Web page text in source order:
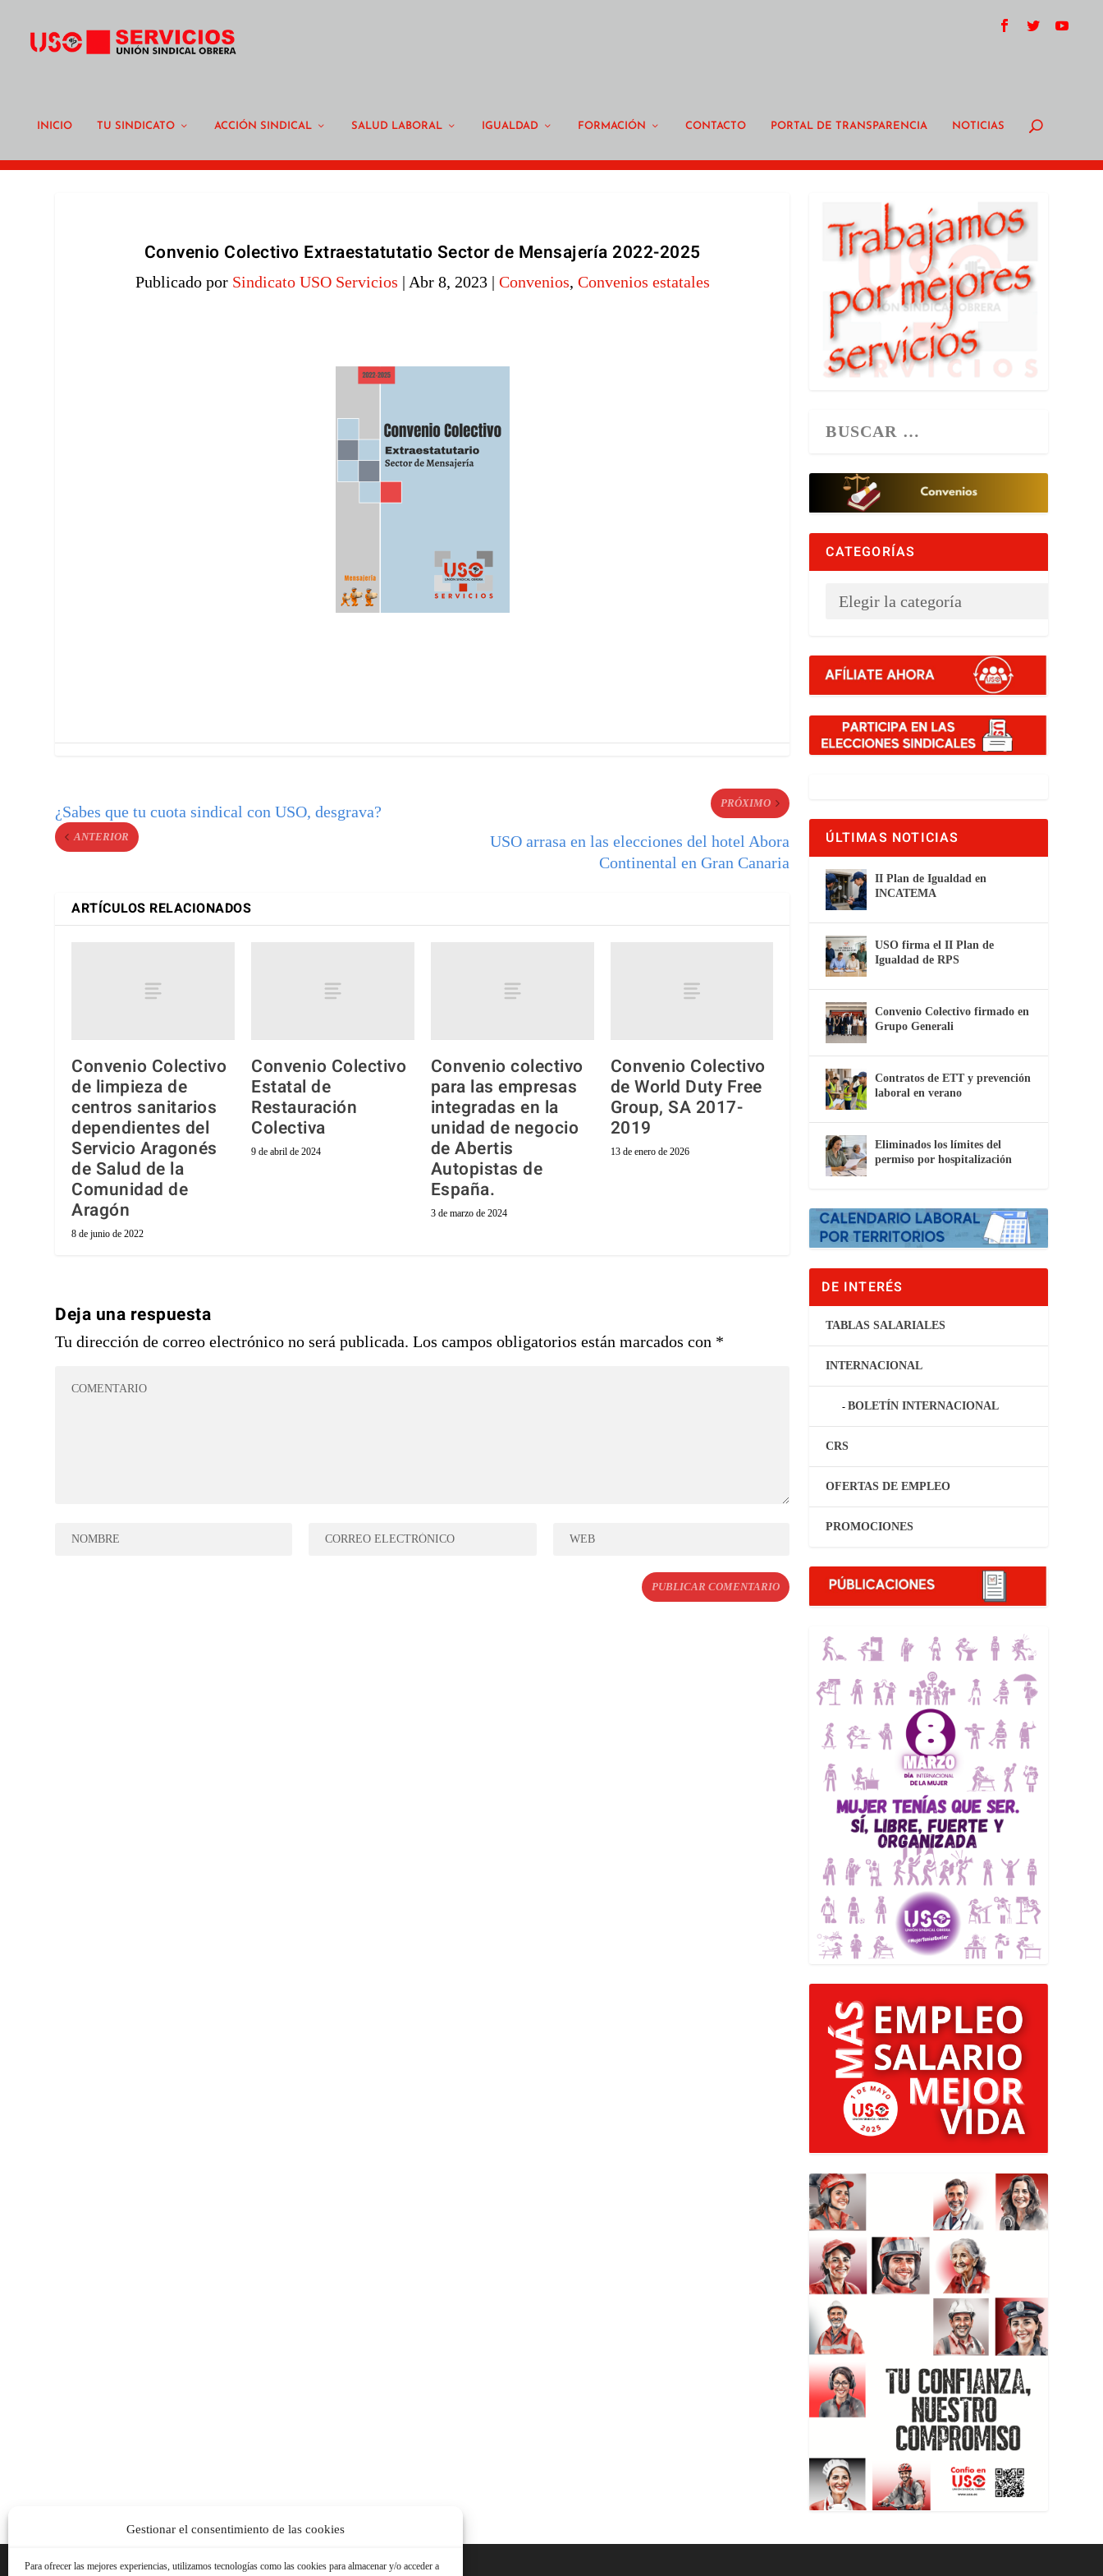
Gestionar el consentimiento de las cookies
Para ofrecer las mejores experiencias, utilizamos tecnologías como las cookies para almacenar y/o acceder a
INICIO TU SINDICATO ACCIÓN SINDICAL SALUD LABORAL IGUALDAD FORMACIÓN CONTACTO PORTAL DE TRANSPARENCIA NOTICIAS
Convenio Colectivo Extraestatutatio Sector de Mensajería 2022-2025
Publicado por Sindicato USO Servicios | Abr 8, 2023| Convenios, Convenios estatales
¿Sabes que tu cuota sindical con USO, desgrava?
ANTERIOR
PRÓXIMO
USO arrasa en las elecciones del hotel Abora
Continental en Gran Canaria
ARTÍCULOS RELACIONADOS
Convenio Colectivo
de limpieza de
centros sanitarios
dependientes del
Servicio Aragonés
de Salud de la
Comunidad de
Aragón
8 de junio de 2022
Convenio Colectivo
Estatal de
Restauración
Colectiva
9 de abril de 2024
Convenio colectivo
para las empresas
integradas en la
unidad de negocio
de Abertis
Autopistas de
España.
3 de marzo de 2024
Convenio Colectivo
de World Duty Free
Group, SA 2017-
2019
13 de enero de 2026
Deja una respuesta
Tu dirección de correo electrónico no será publicada. Los campos obligatorios están marcados con *
CATEGORÍAS
ÚLTIMAS NOTICIAS
II Plan de Igualdad en
INCATEMA
USO firma el II Plan de
Igualdad de RPS
Convenio Colectivo firmado en
Grupo Generali
Contratos de ETT y prevención
laboral en verano
Eliminados los límites del
permiso por hospitalización
DE INTERÉS
TABLAS SALARIALES
INTERNACIONAL
BOLETÍN INTERNACIONAL
CRS
OFERTAS DE EMPLEO
PROMOCIONES